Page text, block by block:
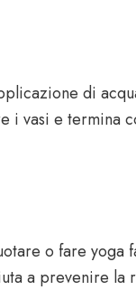
di
vasi e termina
o fare yoga
a prevenire